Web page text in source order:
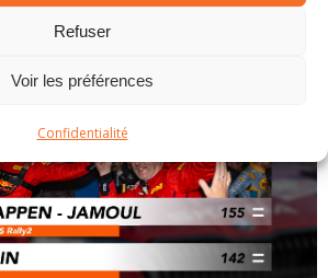
Refuser
Voir les préférences
Confidentialité